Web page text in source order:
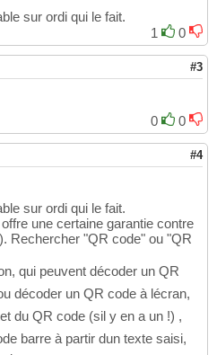
sur ordi qui le fait.
1
0
#3
0
0
#4
sur ordi qui le fait.
une certaine garantie contre
Rechercher "QR code" ou "QR
qui peuvent décoder un QR
décoder un QR code à lécran,
du QR code (sil y en a un !) ,
barre à partir dun texte saisi,